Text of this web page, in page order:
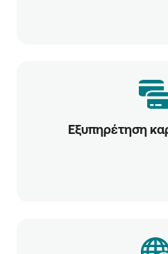
Εξυπηρέτηση